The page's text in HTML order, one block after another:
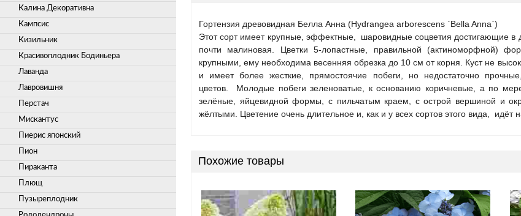
Калина Декоративна
Кампсис
Кизильник
Красивоплодник Бодиньера
Лаванда
Лавровишня
Перстач
Мискантус
Пиерис японский
Пион
Пираканта
Плющ
Пузыреплодник
Гортензия древовидная Белла Анна (Hydrangea arborescens `Bella Anna`)
Этот сорт имеет крупные, эффектные, шаровидные соцветия достигающие в
почти малиновая. Цветки 5-лопастные, правильной (актиноморфной)
крупными, ему необходима весенняя обрезка до 10 см от корня. Куст не
и имеет более жесткие, прямостоячие побеги, но недостаточно
цветов. Молодые побеги зеленоватые, к основанию коричневые, а по
зелёные, яйцевидной формы, с пильчатым краем, с острой вершиной и
жёлтыми. Цветение очень длительное и, как и у всех сортов этого вида, идёт
Похожие товары